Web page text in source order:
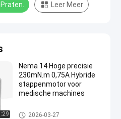
Leer Meer
Nema 14 Hoge precisie
230mN.m 0,75A Hybride
stappenmotor voor
medische machines
Stepper van NEMA 14 Motor
2026-03-27